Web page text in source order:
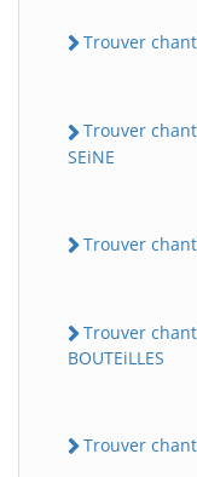
Trouver
Trouver
SEiNE
Trouver
Trouver
BOUTEiLLES
Trouver